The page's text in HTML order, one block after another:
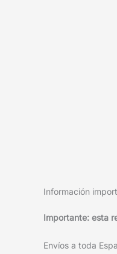
Información
Importante: esta
Envíos a toda